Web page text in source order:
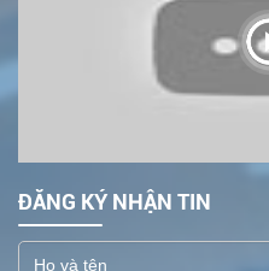
ĐĂNG KÝ NHẬN TIN